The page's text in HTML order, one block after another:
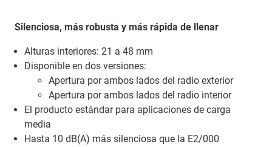
Silenciosa, más robusta y más rápida de llenar
Alturas interiores: 21 a 48 mm
Disponible en dos versiones:
Apertura por ambos lados del radio exterior
Apertura por ambos lados del radio interior
El producto estándar para aplicaciones de carga
media
Hasta 10 dB(A) más silenciosa que la E2/000